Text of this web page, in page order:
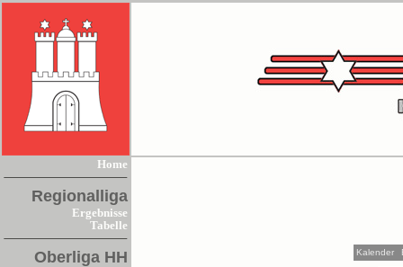
Home
Regionalliga
Ergebnisse
Tabelle
Oberliga HH Kalender